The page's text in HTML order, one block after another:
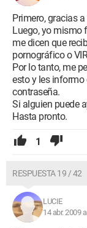
Primero, gracias
Luego, yo mismo
me dicen que
pornográfico o
Por lo tanto, me
esto y les
contraseña.
Si alguien puede
Hasta pronto.
1
RESPUESTA 19 / 42
LUCIE
14 abr. 2009